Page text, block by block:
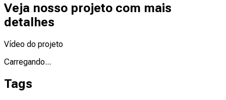
Veja nosso projeto com mais
detalhes
Vídeo do projeto
Carregando...
Tags